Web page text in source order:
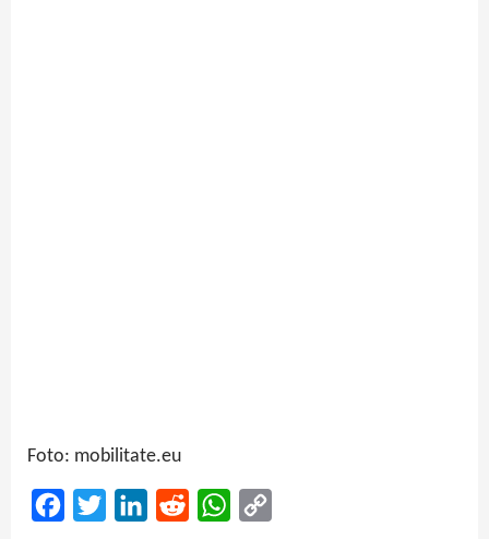
Foto: mobilitate.eu
FacebookTwitter LinkedInReddit WhatsApp